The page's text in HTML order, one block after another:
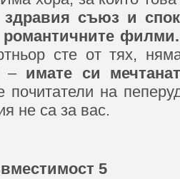
здравия съюз и
романтичните
сте от тях,
– имате си
почитатели на
не са за вас.
5